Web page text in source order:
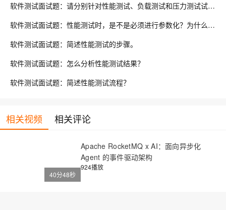
软件测试面试题：请分别针对性能测试、负载测试和压力测试试举一个简单的例子？
软件测试面试题：性能测试时，是不是必须进行参数化？为什么要创建参数？LoadRunner中如何创建参数？
软件测试面试题：简述性能测试的步骤。
软件测试面试题：怎么分析性能测试结果？
软件测试面试题：简述性能测试流程？
相关视频 相关评论
40分48秒
Apache RocketMQ x AI：面向异步化
Agent 的事件驱动架构
924播放